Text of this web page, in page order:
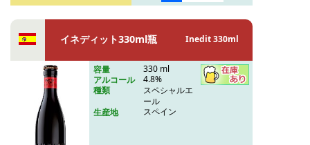
イネディット330ml瓶 Inedit 330ml
容量
330 ml
アルコール
4.8%
種類
スペシャルエ
ール
生産地
スペイン